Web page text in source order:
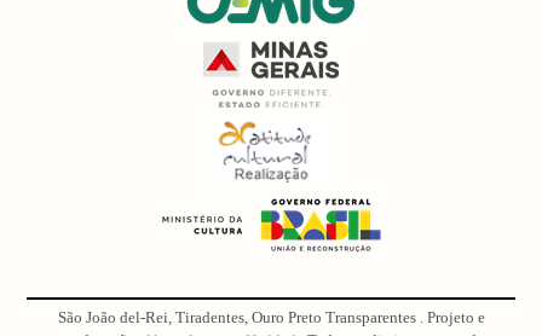
São João del-Rei, Tiradentes, Ouro Preto Transparentes . Projeto e